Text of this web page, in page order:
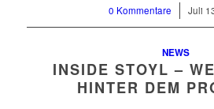
0 Kommentare
/ Juli
NEWS
INSIDE STOYL –
HINTER DEM